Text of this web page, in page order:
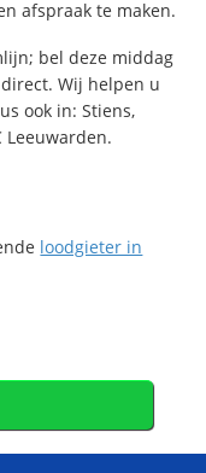
afspraak te maken.
bel deze middag
Wij helpen u
ook in: Stiens,
Leeuwarden.
loodgieter in